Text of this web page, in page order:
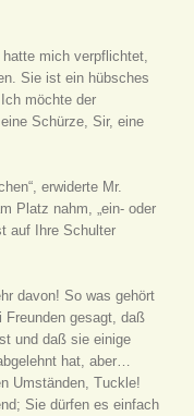
hatte mich verpflichtet,
Sie ist ein hübsches
möchte der
Schürze, Sir, eine
erwiderte Mr.
Platz nahm, „ein- oder
auf Ihre Schulter
davon! So was gehört
gesagt, daß
und daß sie einige
hat, aber…
Umständen, Tuckle!
Sie dürfen es einfach